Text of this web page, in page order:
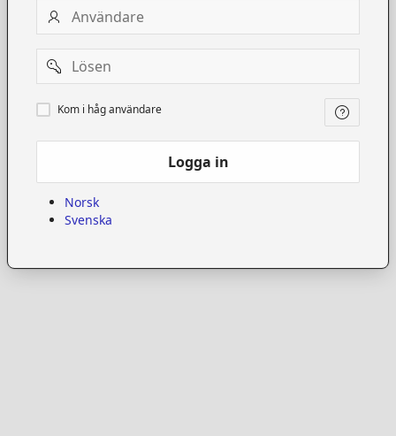
Användare
Password
Kom
i
Kom i håg användare
Logga in
Norsk
Svenska